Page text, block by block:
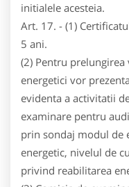
initialele acesteia.
Art. 17. - (1)
5 ani.
(2) Pentru
energetici vor
evidenta a activitatii
examinare pentru
prin sondaj modul de
energetic, nivelul de
privind reabilitarea